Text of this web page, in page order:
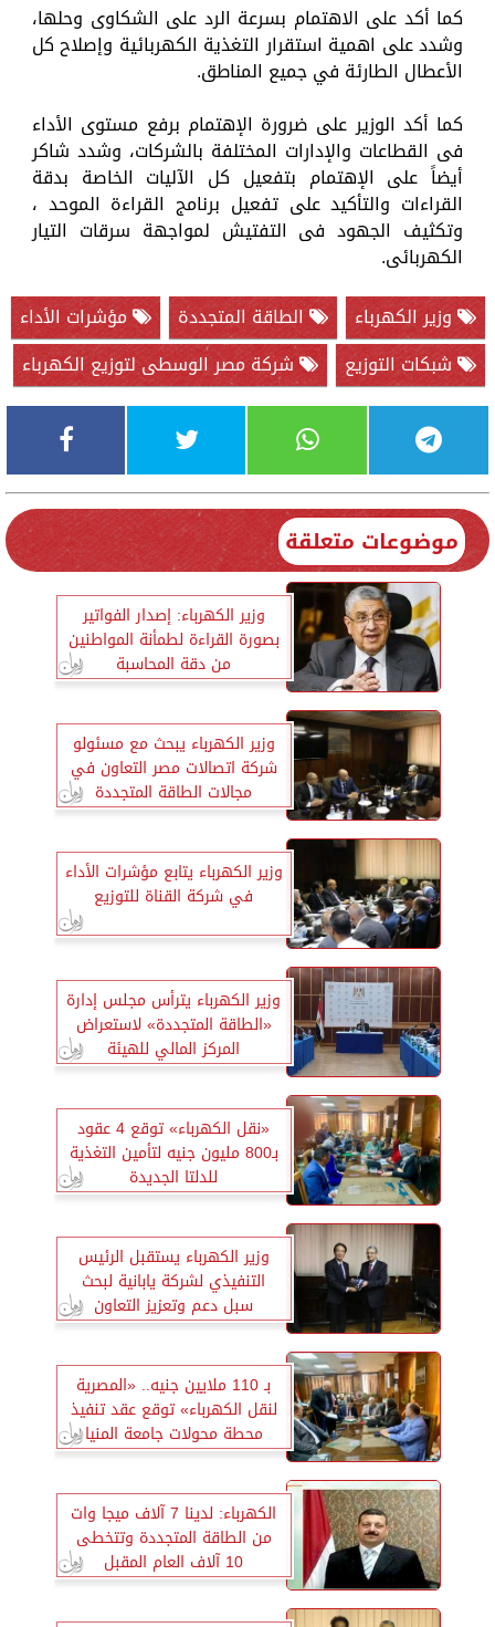
كما أكد على الاهتمام بسرعة الرد على الشكاوى وحلها،
وشدد على اهمية استقرار التغذية الكهربائية وإصلاح كل
الأعطال الطارئة في جميع المناطق.
كما أكد الوزير على ضرورة الإهتمام برفع مستوى الأداء
فى القطاعات والإدارات المختلفة بالشركات، وشدد شاكر
أيضاً على الإهتمام بتفعيل كل الآليات الخاصة بدقة
القراءات والتأكيد على تفعيل برنامج القراءة الموحد ،
وتكثيف الجهود فى التفتيش لمواجهة سرقات التيار
الكهربائى.
وزير الكهرباء
الطاقة المتجددة
مؤشرات الأداء
شبكات التوزيع
شركة مصر الوسطى لتوزيع الكهرباء
موضوعات متعلقة
وزير الكهرباء: إصدار الفواتير
بصورة القراءة لطمأنة المواطنين
من دقة المحاسبة
وزير الكهرباء يبحث مع مسئولو
شركة اتصالات مصر التعاون في
مجالات الطاقة المتجددة
وزير الكهرباء يتابع مؤشرات الأداء
في شركة القناة للتوزيع
وزير الكهرباء يترأس مجلس إدارة
«الطاقة المتجددة» لاستعراض
المركز المالي للهيئة
«نقل الكهرباء» توقع 4 عقود
بـ800 مليون جنيه لتأمين التغذية
للدلتا الجديدة
وزير الكهرباء يستقبل الرئيس
التنفيذي لشركة يابانية لبحث
سبل دعم وتعزيز التعاون
بـ 110 ملايين جنيه.. «المصرية
لنقل الكهرباء» توقع عقد تنفيذ
محطة محولات جامعة المنيا
الكهرباء: لدينا 7 آلاف ميجا وات
من الطاقة المتجددة وتتخطى
10 آلاف العام المقبل